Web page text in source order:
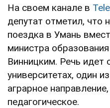
На своем канале в
депутат отметил, что
поездка в Умань
министра
Винницким. Речь идет
университетах, один
аграрное
педагогическое.